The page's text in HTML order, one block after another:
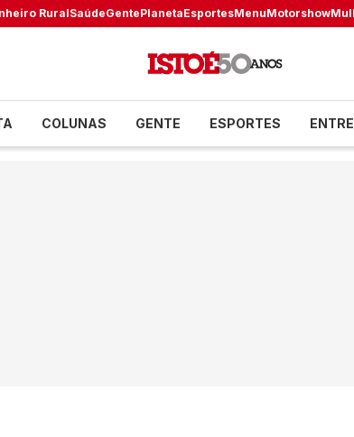
RuralSaúdeGentePlanetaEsportesMenuMotorshow
COLUNAS GENTE ESPORTES